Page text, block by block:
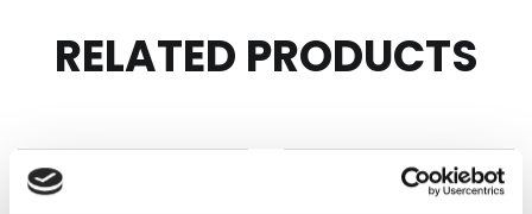
RELATED PRODUCTS